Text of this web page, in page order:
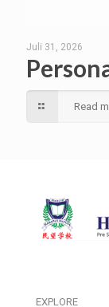
Juli 31, 2026
Read
EXPLORE